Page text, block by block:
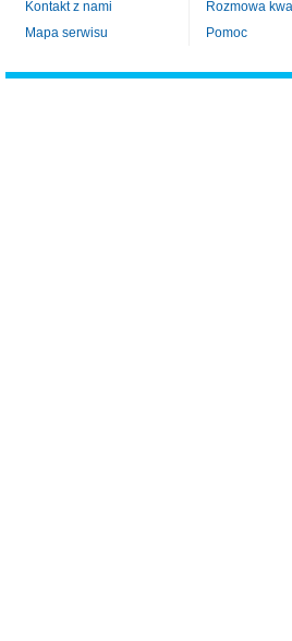
Kontakt z nami
Mapa serwisu
Rozmowa
Pomoc